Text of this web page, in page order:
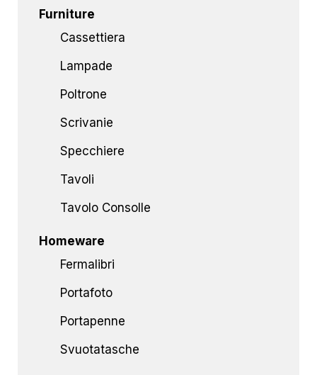
Furniture
Cassettiera
Lampade
Poltrone
Scrivanie
Specchiere
Tavoli
Tavolo Consolle
Homeware
Fermalibri
Portafoto
Portapenne
Svuotatasche